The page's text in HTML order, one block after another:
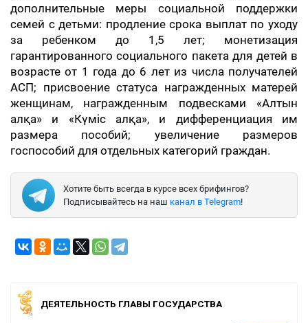
дополнительные меры социальной поддержки
семей с детьми: продление срока выплат по уходу
за ребенком до 1,5 лет; монетизация
гарантированного социального пакета для детей в
возрасте от 1 года до 6 лет из числа получателей
АСП; присвоение статуса награжденных матерей
женщинам, награжденным подвесками «Алтын
алқа» и «Күміс алқа», и дифференциация им
размера пособий; увеличение размеров
госпособий для отдельных категорий граждан.
Хотите быть всегда в курсе всех брифингов?
Подписывайтесь на наш канал в Telegram!
ДЕЯТЕЛЬНОСТЬ ГЛАВЫ ГОСУДАРСТВА